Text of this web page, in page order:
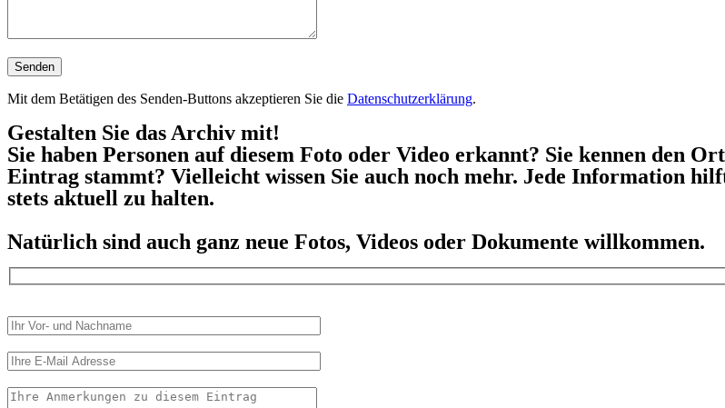
Mit dem Betätigen des Senden-Buttons akzeptieren Sie die Datenschutzerklärung.
Gestalten Sie das Archiv mit!
Sie haben Personen auf diesem Foto oder Video erkannt? Sie kennen den
Eintrag stammt? Vielleicht wissen Sie auch noch mehr. Jede Information
stets aktuell zu halten.
Natürlich sind auch ganz neue Fotos, Videos oder Dokumente willkommen.